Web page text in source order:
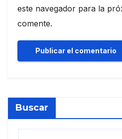
este navegador para la
comente.
Buscar